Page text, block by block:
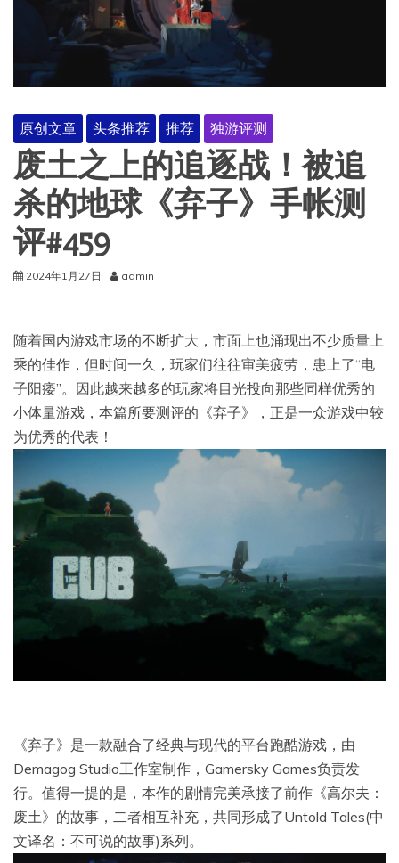
原创文章 头条推荐 推荐 独游评测
废土之上的追逐战！被追
杀的地球《弃子》手帐测
评#459
2024年1月27日 admin
随着国内游戏市场的不断扩大，市面上也涌现出不少质量上
乘的佳作，但时间一久，玩家们往往审美疲劳，患上了“电
子阳痿”。因此越来越多的玩家将目光投向那些同样优秀的
小体量游戏，本篇所要测评的《弃子》，正是一众游戏中较
为优秀的代表！
《弃子》是一款融合了经典与现代的平台跑酷游戏，由
Demagog Studio工作室制作，Gamersky Games负责发
行。值得一提的是，本作的剧情完美承接了前作《高尔夫：
废土》的故事，二者相互补充，共同形成了Untold Tales(中
文译名：不可说的故事)系列。